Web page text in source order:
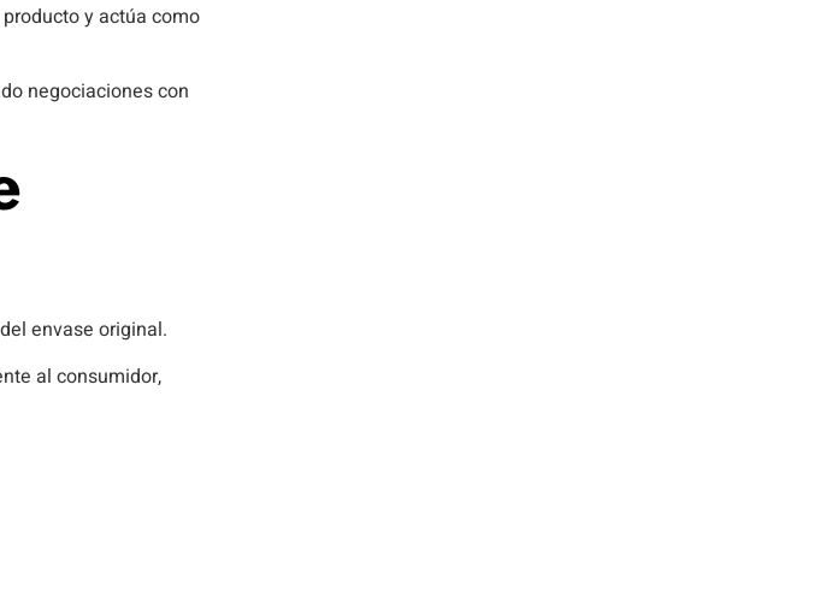
y actúa como
negociaciones con
envase original.
al consumidor,